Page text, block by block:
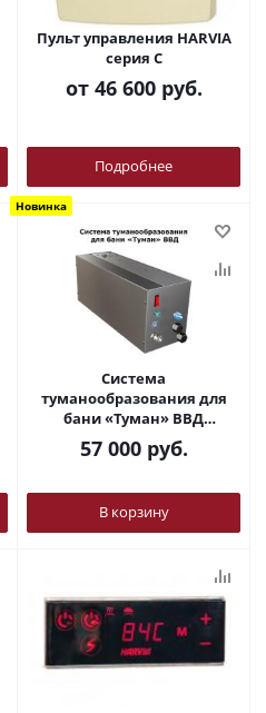
Пульт управления HARVIA
серия С
от 46 600 руб.
Подробнее
Новинка
Система
туманообразования для
бани «Туман» ВВД
Инжкомцентр
57 000руб.
В корзину